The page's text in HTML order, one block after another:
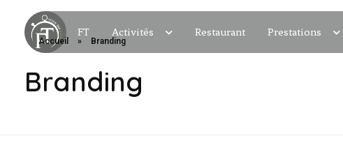
FT Activités Restaurant Prestations
Accueil
» Branding
Branding